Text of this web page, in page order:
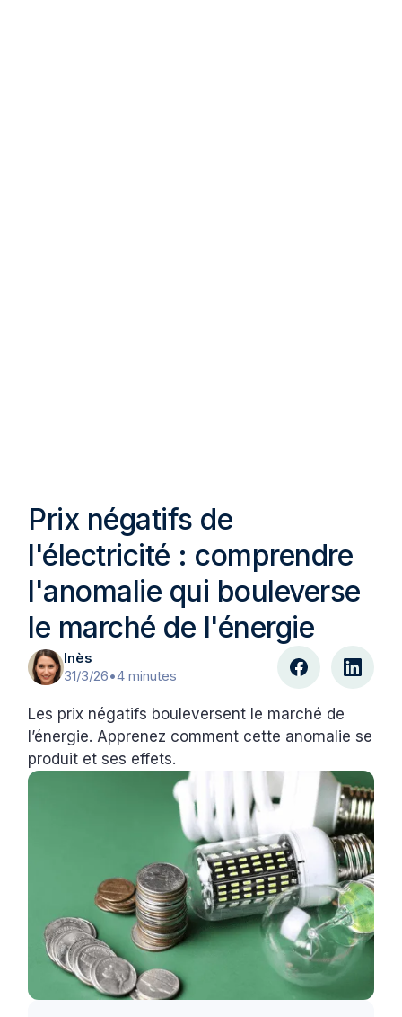
Prix négatifs de
l'électricité : comprendre
l'anomalie qui bouleverse
le marché de l'énergie
Inès
31/3/26•4 minutes
Les prix négatifs bouleversent le marché de
l’énergie. Apprenez comment cette anomalie se
produit et ses effets.